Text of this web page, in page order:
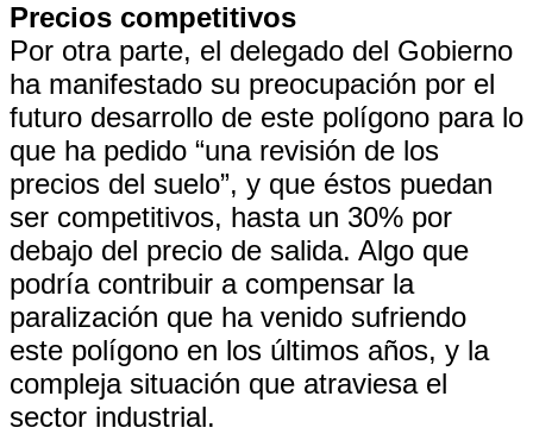
Precios competitivos
Por otra parte, el delegado del Gobierno
ha manifestado su preocupación por el
futuro desarrollo de este polígono para lo
que ha pedido “una revisión de los
precios del suelo”, y que éstos puedan
ser competitivos, hasta un 30% por
debajo del precio de salida. Algo que
podría contribuir a compensar la
paralización que ha venido sufriendo
este polígono en los últimos años, y la
compleja situación que atraviesa el
sector industrial.